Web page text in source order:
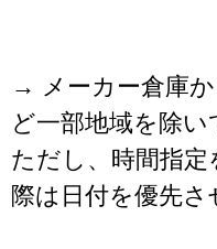
→ メーカー倉庫
ど一部地域を除
ただし、時間指
際は日付を優先さ